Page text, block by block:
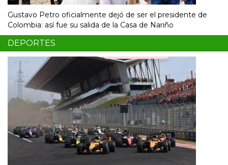
Gustavo Petro oficialmente dejó de ser el presidente de
Colombia: así fue su salida de la Casa de Nariño
DEPORTES